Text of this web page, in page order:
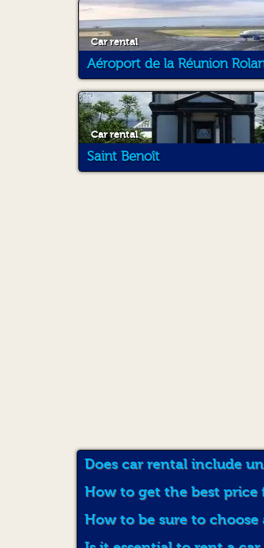
Car rental
Aéroport de la Réunion
Car rental
Saint Benoît
Does car rental include
How to get the best price
How to be sure to